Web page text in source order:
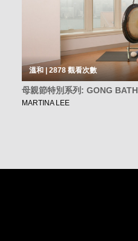
溫和 | 2878 觀看次數
母親節特別系列: GONG BATH
MARTINA LEE